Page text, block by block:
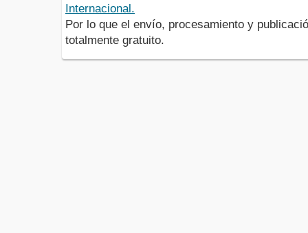
Internacional.
Por lo que el envío, procesamiento y
totalmente gratuito.